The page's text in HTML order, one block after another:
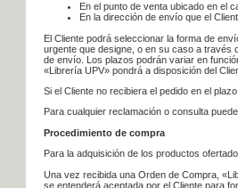
En el punto de venta ubicado en el
En la dirección de envío que el
El Cliente podrá seleccionar la forma de
urgente que designe, o en su caso a través
de envío. Los plazos podrán variar en
«Librería UPV» pondrá a disposición del
Si el Cliente no recibiera el pedido en el
Para cualquier reclamación o consulta
Procedimiento de compra
Para la adquisición de los productos
Una vez recibida una Orden de Compra,
se entenderá aceptada por el Cliente para